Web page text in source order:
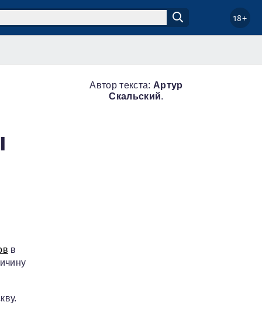
18+
в
Автор текста: Артур
Скальский.